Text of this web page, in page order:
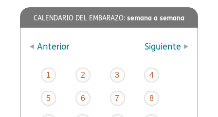
CALENDARIO DEL EMBARAZO: semana a semana
Anterior Siguiente
1 2 3 4
5 6 7 8